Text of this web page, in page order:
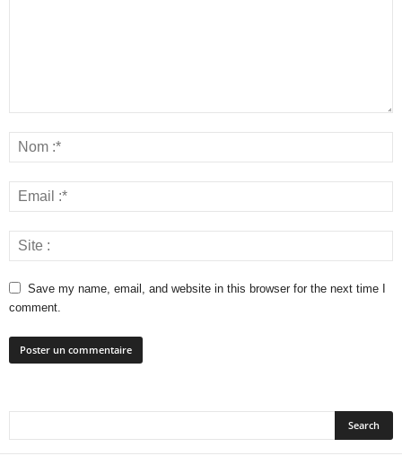
Save my name, email, and website in this browser for the next time I
comment.